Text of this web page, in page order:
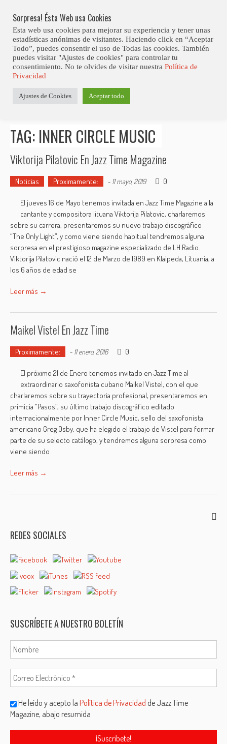
content
Club Contest.
Posts tagged "Inner Circle Music"
TAG: INNER CIRCLE MUSIC
Viktorija Pilatovic En Jazz Time Magazine
Noticias Proximamente: - 11 mayo, 2019 0
El jueves 16 de Mayo tenemos invitada en Jazz Time Magazine a la
cantante y compositora lituana Viktorija Pilatovic, charlaremos
sobre su carrera, presentaremos su nuevo trabajo discográfico
“The Only Light”, y como viene siendo habitual tendremos alguna
sorpresa en el prestigioso magazine especializado de LH Radio.
Viktorija Pilatovic nació el 12 de Marzo de 1989 en Klaipeda, Lituania, a
los 6 años de edad se
Leer más →
Maikel Vistel En Jazz Time
Proximamente: - 11 enero, 2016 0
El próximo 21 de Enero tenemos invitado en Jazz Time al
extraordinario saxofonista cubano Maikel Vistel, con el que
charlaremos sobre su trayectoria profesional, presentaremos en
primicia “Pasos”, su último trabajo discográfico editado
internacionalmente por Inner Circle Music, sello del saxofonista
americano Greg Osby, que ha elegido el trabajo de Vistel para formar
parte de su selecto catálogo, y tendremos alguna sorpresa como
viene siendo
Leer más →
REDES SOCIALES
SUSCRÍBETE A NUESTRO BOLETÍN
He leído y acepto laPolítica de Privacidad de Jazz Time
Magazine, abajo resumida
Sorpresa! Ésta Web usa Cookies
Esta web usa cookies para mejorar su experiencia y tener unas
estadísticas anónimas de visitantes. Haciendo click en “Aceptar
Todo”, puedes consentir el uso de Todas las cookies. También
puedes visitar "Ajustes de cookies" para controlar tu
consentimiento. No te olvides de visitar nuestra Política de
Privacidad
Ajustes de Cookies Aceptar todo